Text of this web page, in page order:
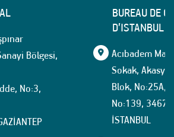
Bölgesi,
No:3,
BUREAU DE
D’ISTANBUL
Acıbadem
Sokak, Akasya
Blok, No:25A,
No:139,
İSTANBUL